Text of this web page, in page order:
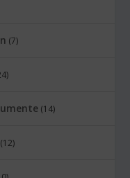
(7)
(14)
(12)